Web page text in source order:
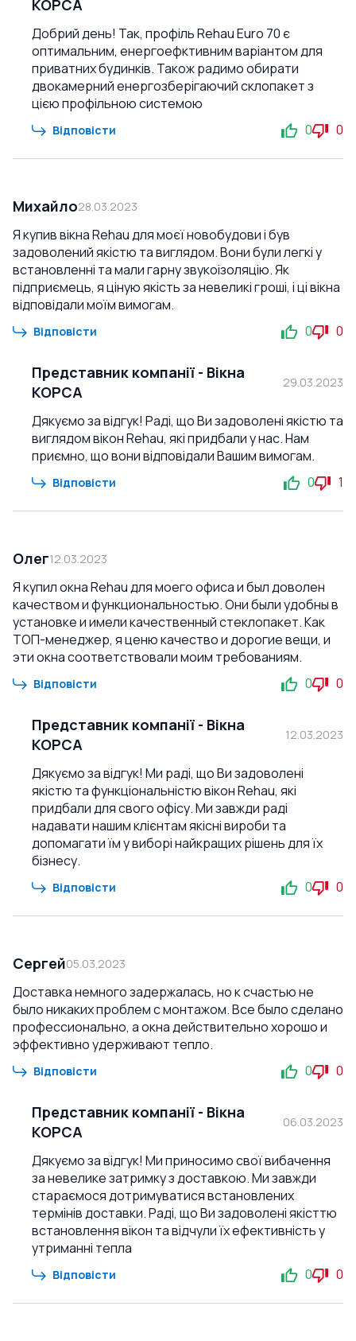
КОРСА
Добрий день! Так, профіль Rehau Euro 70 є
оптимальним, енергоефктивним варіантом для
приватних будинків. Також радимо обирати
двокамерний енергозберігаючий склопакет з
цією профільною системою
Відповісти 0 0
Михайло28.03.2023
Я купив вікна Rehau для моєї новобудови і був
задоволений якістю та виглядом. Вони були легкі у
встановленні та мали гарну звукоізоляцію. Як
підприємець, я ціную якість за невеликі гроші, і ці вікна
відповідали моїм вимогам.
Відповісти 0 0
Представник компанії - Вікна
КОРСА
29.03.2023
Дякуємо за відгук! Раді, що Ви задоволені якістю та
виглядом вікон Rehau, які придбали у нас. Нам
приємно, що вони відповідали Вашим вимогам.
Відповісти 0 1
Олег12.03.2023
Я купил окна Rehau для моего офиса и был доволен
качеством и функциональностью. Они были удобны в
установке и имели качественный стеклопакет. Как
ТОП-менеджер, я ценю качество и дорогие вещи, и
эти окна соответствовали моим требованиям.
Відповісти 0 0
Представник компанії - Вікна
КОРСА
12.03.2023
Дякуємо за відгук! Ми раді, що Ви задоволені
якістю та функціональністю вікон Rehau, які
придбали для свого офісу. Ми завжди раді
надавати нашим клієнтам якісні вироби та
допомагати їм у виборі найкращих рішень для їх
бізнесу.
Відповісти 0 0
Сергей05.03.2023
Доставка немного задержалась, но к счастью не
было никаких проблем с монтажом. Все было сделано
профессионально, а окна действительно хорошо и
эффективно удерживают тепло.
Відповісти 0 0
Представник компанії - Вікна
КОРСА
06.03.2023
Дякуємо за відгук! Ми приносимо свої вибачення
за невелике затримку з доставкою. Ми завжди
стараємося дотримуватися встановлених
термінів доставки. Раді, що Ви задоволені якісттю
встановлення вікон та відчули їх ефективність у
утриманні тепла
Відповісти 0 0